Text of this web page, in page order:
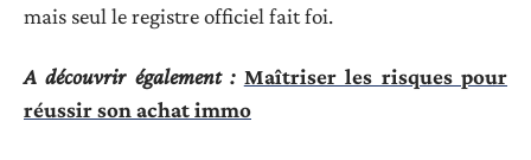
mais seul le registre officiel fait foi.
A découvrir également : Maîtriser les risques pour
réussir son achat immo